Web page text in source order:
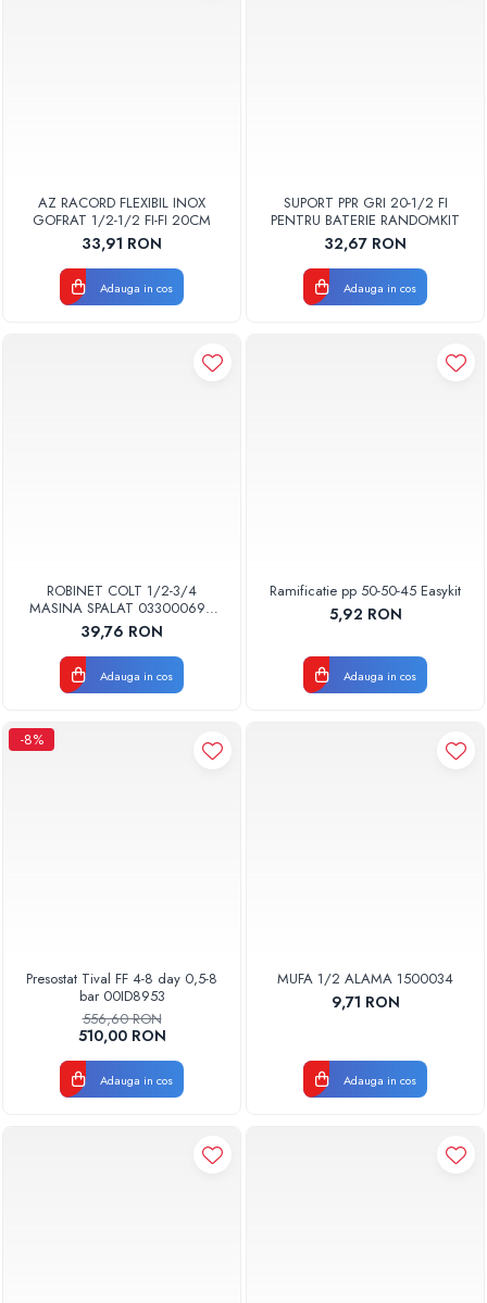
AZ RACORD FLEXIBIL INOX
GOFRAT 1/2-1/2 FI-FI 20CM
33,91 RON
Adauga in cos
SUPORT PPR GRI 20-1/2 FI
PENTRU BATERIE RANDOMKIT
32,67 RON
Adauga in cos
ROBINET COLT 1/2-3/4
MASINA SPALAT 033000699
SCHELL
39,76 RON
Adauga in cos
Ramificatie pp 50-50-45 Easykit
5,92 RON
Adauga in cos
-8%
Presostat Tival FF 4-8 day 0,5-8
bar 00ID8953
556,60 RON
510,00 RON
Adauga in cos
MUFA 1/2 ALAMA 1500034
9,71 RON
Adauga in cos